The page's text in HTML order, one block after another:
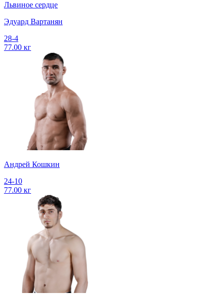
Львиное сердце
Эдуард Вартанян
28-4
77.00 кг
Андрей Кошкин
24-10
77.00 кг